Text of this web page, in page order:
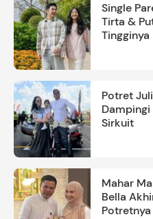
Single
Tirta &
Potret
Sirkuit
Mahar
Bella
Potretnya